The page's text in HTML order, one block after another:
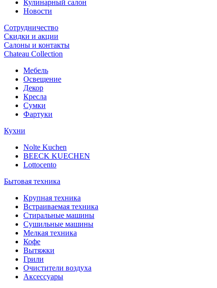
Кулинарный салон
Новости
Сотрудничество
Скидки и акции
Салоны и контакты
Chateau Collection
Мебель
Освещение
Декор
Кресла
Сумки
Фартуки
Кухни
Nolte Kuchen
BEECK KUECHEN
Lottocento
Бытовая техника
Крупная техника
Встраиваемая техника
Стиральные машины
Сушильные машины
Мелкая техника
Кофе
Вытяжки
Грили
Очистители воздуха
Аксессуары